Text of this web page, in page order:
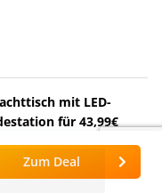
mit LED-
für 43,99€
Zum Deal